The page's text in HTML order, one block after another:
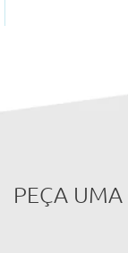
PEÇA UMA